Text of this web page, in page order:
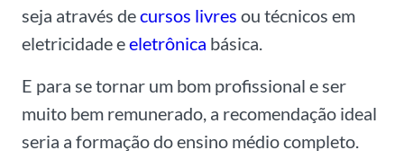
seja através decursos livres ou técnicos em
eletricidade eeletrônica básica.
E para se tornar um bom profissional e ser
muito bem remunerado, a recomendação ideal
seria a formação do ensino médio completo.